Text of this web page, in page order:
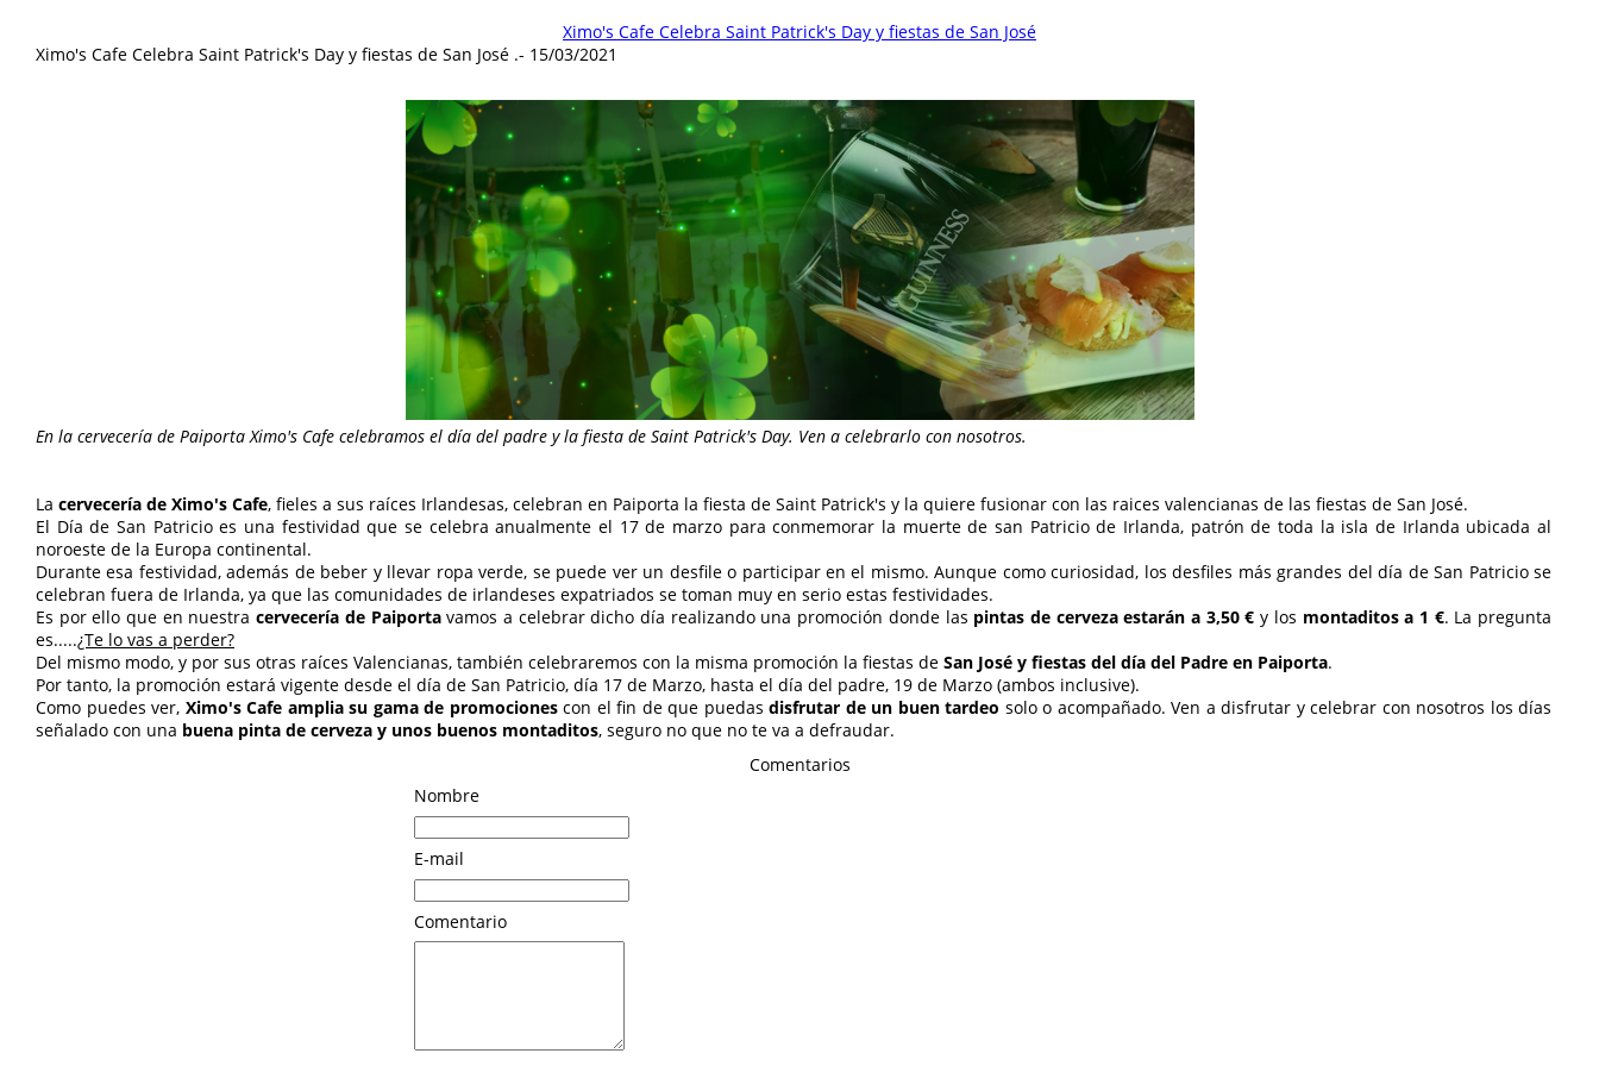
Ximo's Cafe Celebra Saint Patrick's Day y fiestas de San José
Ximo's Cafe Celebra Saint Patrick's Day y fiestas de San José .- 15/03/2021
En la cervecería de Paiporta Ximo's Cafe celebramos el día del padre y la fiesta de Saint Patrick's Day. Ven a celebrarlo con nosotros.
La cervecería de Ximo's Cafe, fieles a sus raíces Irlandesas, celebran en Paiporta la fiesta de Saint Patrick's y la quiere fusionar con las raices valencianas de las fiestas de San José.
El Día de San Patricio es una festividad que se celebra anualmente el 17 de marzo para conmemorar la muerte de san Patricio de Irlanda, patrón de toda la isla de Irlanda ubicada al
noroeste de la Europa continental.
Durante esa festividad, además de beber y llevar ropa verde, se puede ver un desfile o participar en el mismo. Aunque como curiosidad, los desfiles más grandes del día de San Patricio se
celebran fuera de Irlanda, ya que las comunidades de irlandeses expatriados se toman muy en serio estas festividades.
Es por ello que en nuestracervecería de Paiportavamos a celebrar dicho día realizando una promoción donde las pintas de cerveza estarán a 3,50 € y los montaditos a 1 €. La pregunta
es.....¿Te lo vas a perder?
Del mismo modo, y por sus otras raíces Valencianas, también celebraremos con la misma promoción la fiestas de San José y fiestas del día del Padre en Paiporta.
Por tanto, la promoción estará vigente desde el día de San Patricio, día 17 de Marzo, hasta el día del padre, 19 de Marzo (ambos inclusive).
Como puedes ver, Ximo's Cafe amplia su gama de promocionescon el fin de que puedas disfrutar de un buen tardeo solo o acompañado. Ven a disfrutar y celebrar con nosotros los días
señalado con una buena pinta de cerveza y unos buenos montaditos, seguro no que no te va a defraudar.
Comentarios
Nombre
E-mail
Comentario